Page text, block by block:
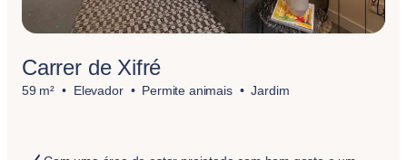
Carrer de Xifré
59 m² Elevador Permite animais Jardim